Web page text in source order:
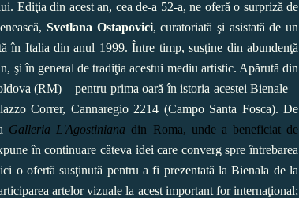
Ediţia din acest an, cea de-a 52-a, ne oferă o surpriză de
Svetlana Ostapovici, curatoriată şi asistată de un
în Italia din anul 1999. Între timp, susţine din abundenţă
şi în general de tradiţia acestui mediu artistic. Apărută din
(RM) – pentru prima oară în istoria acestei Bienale –
Correr, Cannaregio 2214 (Campo Santa Fosca). De
Galleria L'Agostiniana din Roma, unde a beneficiat de
în continuare câteva idei care converg spre întrebarea
o ofertă susţinută pentru a fi prezentată la Bienala de la
artelor vizuale la acest important for internaţional;